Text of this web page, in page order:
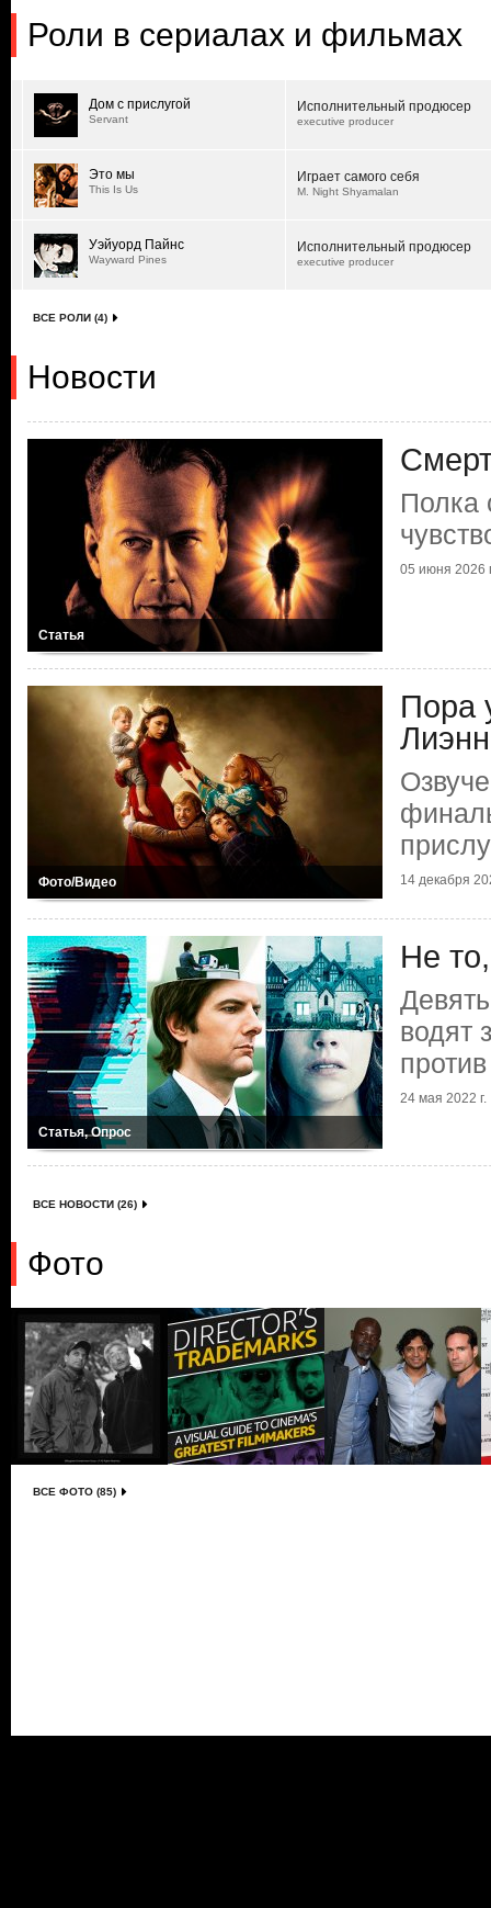
Роли в сериалах и фильмах
Дом с прислугой
Servant
Исполнительный продюсер
executive producer
Это мы
This Is Us
Играет самого себя
M. Night Shyamalan
Уэйуорд Пайнс
Wayward Pines
Исполнительный продюсер
executive producer
ВСЕ РОЛИ (4)
Новости
Статья
Полка
05 июня 2026
Фото/Видео
Пора
14 декабря
Статья, Опрос
Не
водят
против
24 мая 2022 г.
ВСЕ НОВОСТИ (26)
Фото
ВСЕ ФОТО (85)